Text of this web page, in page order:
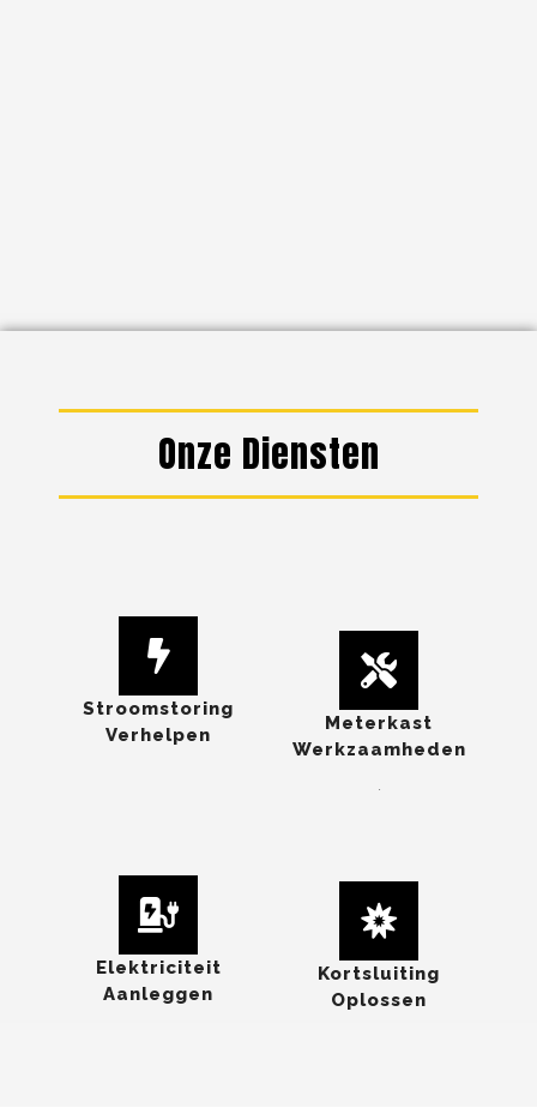
Onze Diensten
Stroomstoring
Verhelpen
Meterkast
Werkzaamheden
Elektriciteit
Aanleggen
Kortsluiting
Oplossen